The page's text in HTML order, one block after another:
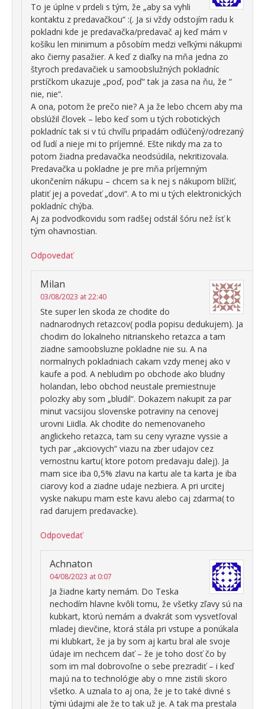
To je úplne v prdeli s tým, že „aby sa vyhli
kontaktu z predavačkou“ :(. Ja si vždy odstojím radu k
pokladni kde je predavačka/predavač aj keď mám v
košíku len minimum a pôsobím medzi veľkými nákupmi
ako čierny pasažier. A keď z diaľky na mňa jedna zo
štyroch predavačiek u samoobslužných pokladníc
prstíčkom ukazuje „poď, poď“ tak ja zasa na ňu, že “
nie, nie“.
A ona, potom že prečo nie? A ja že lebo chcem aby ma
obslúžil človek – lebo keď som u tých robotických
pokladníc tak si v tú chvíľu pripadám odlúčený/odrezaný
od ľudí a nieje mi to príjemné. Ešte nikdy ma za to
potom žiadna predavačka neodsúdila, nekritizovala.
Predavačka u pokladne je pre mňa príjemným
ukončením nákupu – chcem sa k nej s nákupom blížiť,
platiť jej a povedať „dovi“. A to mi u tých elektronických
pokladníc chýba.
Aj za podvodkovidu som radšej odstál šóru než ísť k
tým ohavnostian.
Odpovedať
Milan
03/08/2023 at 22:40
Ste super len skoda ze chodite do
nadnarodnych retazcov( podla popisu dedukujem). Ja
chodim do lokalneho nitrianskeho retazca a tam
ziadne samoobsluzne pokladne nie su. A na
normalnych pokladniach cakam vzdy menej ako v
kaufe a pod. A nebludim po obchode ako bludny
holandan, lebo obchod neustale premiestnuje
polozky aby som „bludil“. Dokazem nakupit za par
minut vacsijou slovenske potraviny na cenovej
urovni Liidla. Ak chodite do nemenovaneho
anglickeho retazca, tam su ceny vyrazne vyssie a
tych par „akciovych“ viazu na zber udajov cez
vernostnu kartu( ktore potom predavaju dalej). Ja
mam sice iba 0,5% zlavu na kartu ale ta karta je iba
ciarovy kod a ziadne udaje nezbiera. A pri urcitej
vyske nakupu mam este kavu alebo caj zdarma( to
rad darujem predavacke).
Odpovedať
Achnaton
04/08/2023 at 0:07
Ja žiadne karty nemám. Do Teska
nechodím hlavne kvôli tomu, že všetky zľavy sú na
kubkart, ktorú nemám a dvakrát som vysvetľoval
mladej dievčine, ktorá stála pri vstupe a ponúkala
mi klubkart, že ja by som aj kartu bral ale svoje
údaje im nechcem dať – že je toho dosť čo by
som im mal dobrovoľne o sebe prezradiť – i keď
majú na to technológie aby o mne zistili skoro
všetko. A uznala to aj ona, že je to také divné s
tými údajmi ale že to tak už je. A tak ma prestala